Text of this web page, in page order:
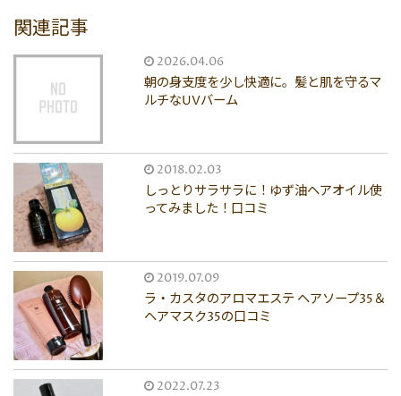
関連記事
2026.04.06
朝の身支度を少し快適に。髪と肌を守るマ
ルチなUVバーム
2018.02.03
しっとりサラサラに！ゆず油ヘアオイル使
ってみました！口コミ
2019.07.09
ラ・カスタのアロマエステ ヘアソープ35＆
ヘアマスク35の口コミ
2022.07.23